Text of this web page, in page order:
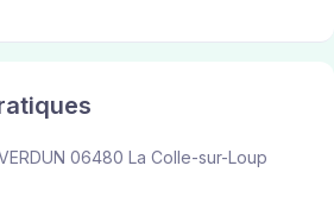
06480 La Colle-sur-Loup